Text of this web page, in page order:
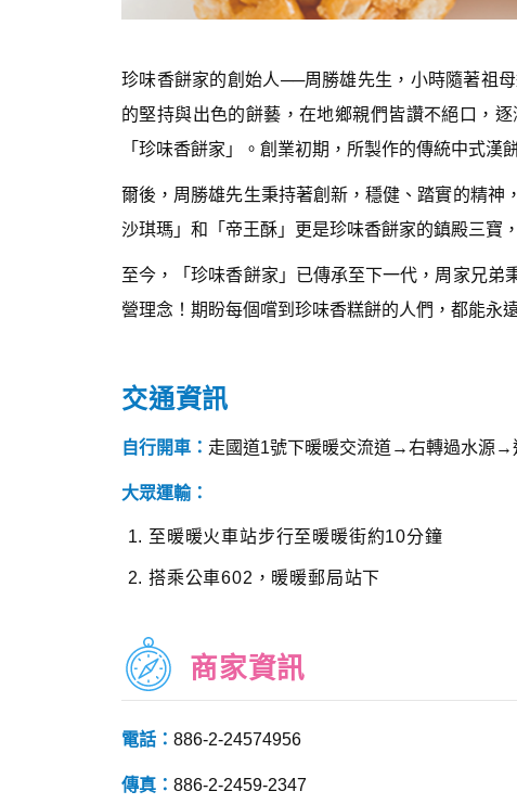
珍味香餅家的創始人──周勝雄先生，小時隨著祖
的堅持與出色的餅藝，在地鄉親們皆讚不絕口，
「珍味香餅家」。創業初期，所製作的傳統中式漢
爾後，周勝雄先生秉持著創新，穩健、踏實的精神
沙琪瑪」和「帝王酥」更是珍味香餅家的鎮殿三寶
至今，「珍味香餅家」已傳承至下一代，周家兄
營理念！期盼每個嚐到珍味香糕餅的人們，都能永
交通資訊
自行開車： 走國道1號下暖暖交流道→右轉過水源→
大眾運輸：
至暖暖火車站步行至暖暖街約10分鐘
搭乘公車602，暖暖郵局站下
商家資訊
電話： 886-2-24574956
傳真： 886-2-2459-2347